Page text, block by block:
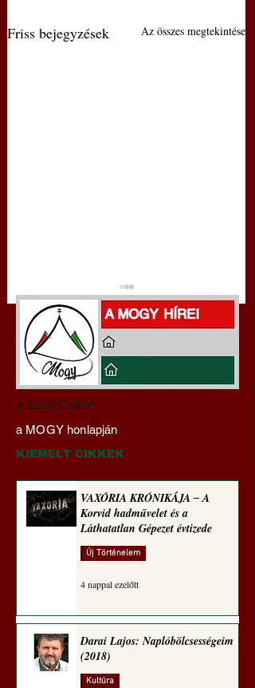
Friss bejegyzések Az összes megtekintése
Darai Lajos:
Naplóbölcsességeim
(2024)
a Szilaj Csikón
a MOGY honlapján
KIEMELT CIKKEK
VAXÓRIA KRÓNIKÁJA ‒ A
Korvid hadművelet és a
Láthatatlan Gépezet évtizede
Új Történelem
4 nappal ezelőtt
Darai Lajos: Naplóbölcsességeim
(2018)
Kultúra